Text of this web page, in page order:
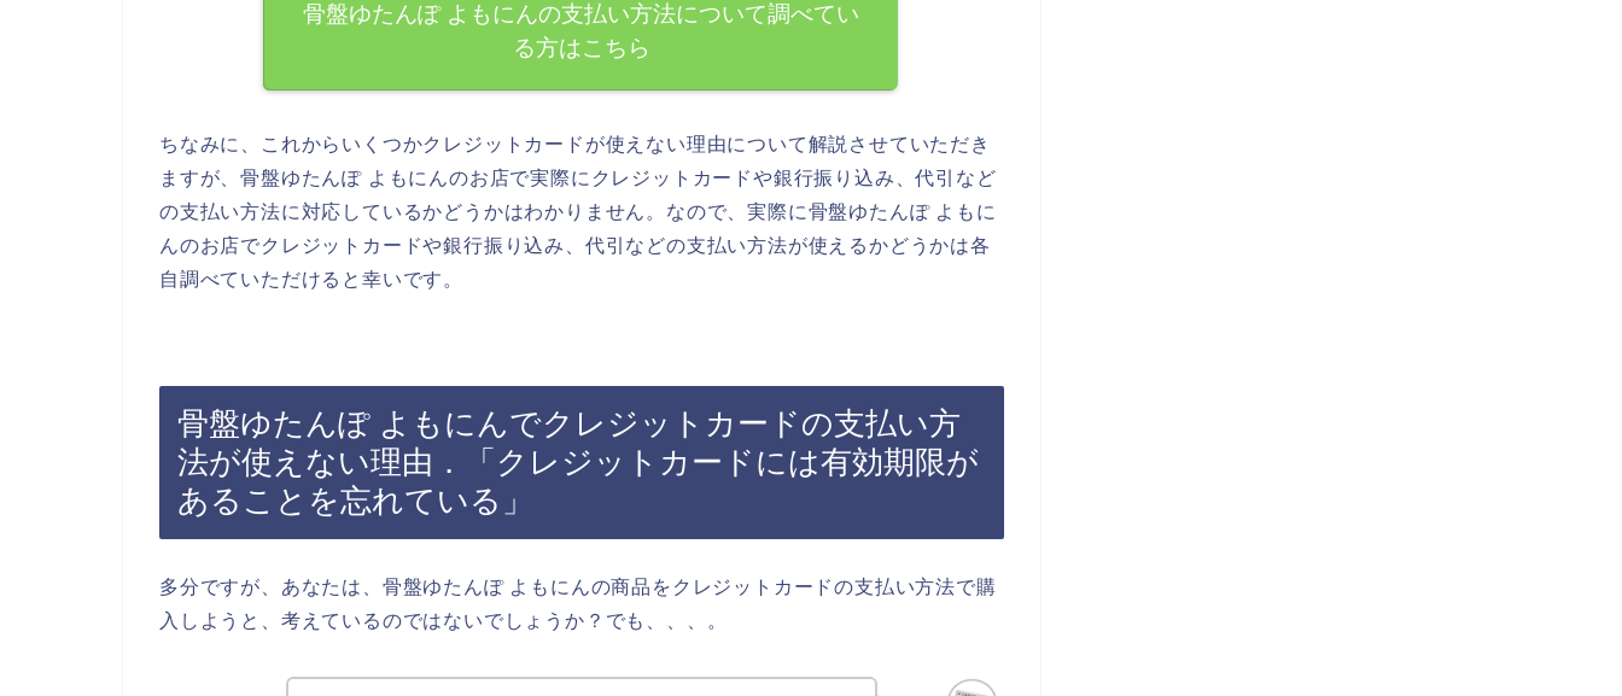
骨盤ゆたんぽ よもにんの支払い方法について調べてい
る方はこちら
ちなみに、これからいくつかクレジットカードが使えない理由について解説させていただき
ますが、骨盤ゆたんぽ よもにんのお店で実際にクレジットカードや銀行振り込み、代引など
の支払い方法に対応しているかどうかはわかりません。なので、実際に骨盤ゆたんぽ よもに
んのお店でクレジットカードや銀行振り込み、代引などの支払い方法が使えるかどうかは各
自調べていただけると幸いです。
骨盤ゆたんぽ よもにんでクレジットカードの支払い方
法が使えない理由．「クレジットカードには有効期限が
あることを忘れている」
多分ですが、あなたは、骨盤ゆたんぽ よもにんの商品をクレジットカードの支払い方法で購
入しようと、考えているのではないでしょうか？でも、、、。